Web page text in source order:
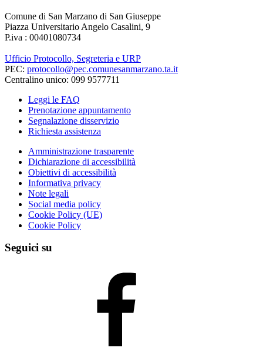
Comune di San Marzano di San Giuseppe
Piazza Universitario Angelo Casalini, 9
P.iva : 00401080734
Ufficio Protocollo, Segreteria e URP
PEC: protocollo@pec.comunesanmarzano.ta.it
Centralino unico: 099 9577711
Leggi le FAQ
Prenotazione appuntamento
Segnalazione disservizio
Richiesta assistenza
Amministrazione trasparente
Dichiarazione di accessibilità
Obiettivi di accessibilità
Informativa privacy
Note legali
Social media policy
Cookie Policy (UE)
Cookie Policy
Seguici su